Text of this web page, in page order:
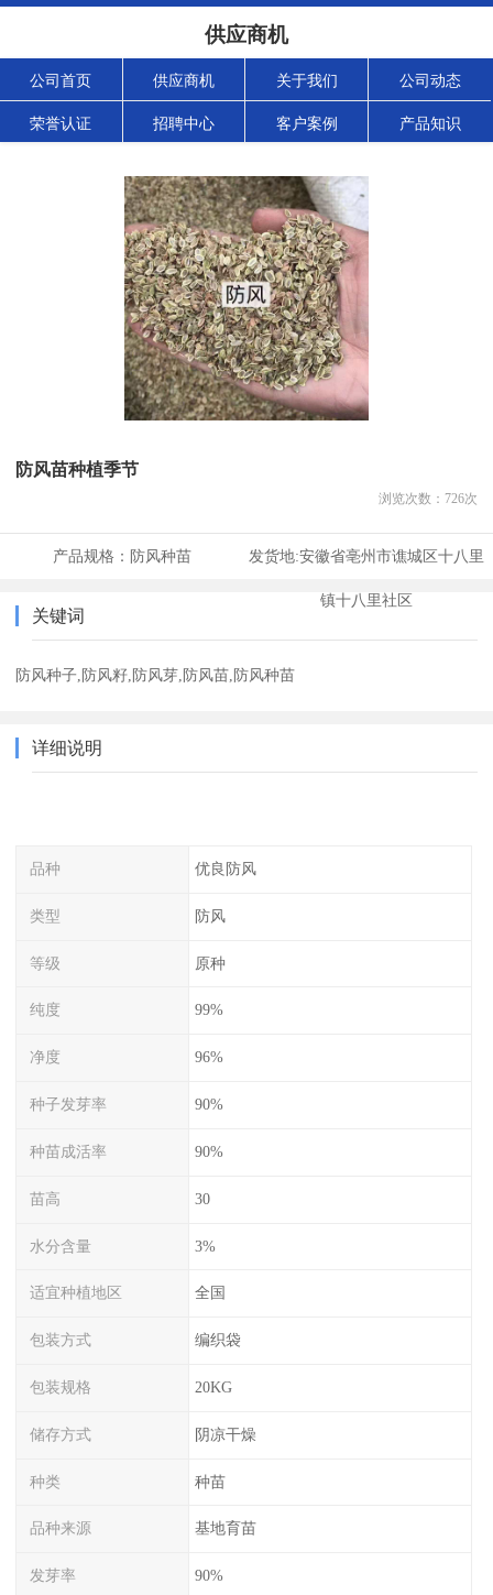
供应商机
公司首页 供应商机 关于我们 公司动态
荣誉认证 招聘中心 客户案例 产品知识
防风苗种植季节
浏览次数： 726次
产品规格： 防风种苗 发货地:安徽省亳州市谯城区十八里
镇十八里社区
关键词
防风种子,防风籽,防风芽,防风苗,防风种苗
详细说明
品种 优良防风
类型 防风
等级 原种
纯度 99%
净度 96%
种子发芽率 90%
种苗成活率 90%
苗高 30
水分含量 3%
适宜种植地区 全国
包装方式 编织袋
包装规格 20KG
储存方式 阴凉干燥
种类 种苗
品种来源 基地育苗
发芽率 90%